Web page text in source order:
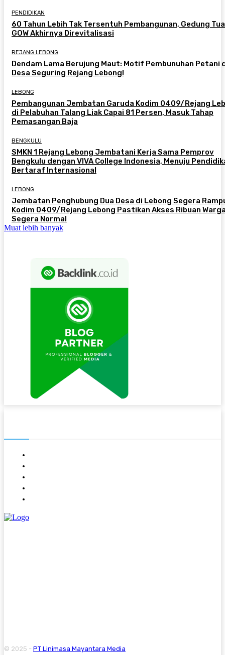
PENDIDIKAN
60 Tahun Lebih Tak Tersentuh Pembangunan, Gedung
GOW Akhirnya Direvitalisasi
REJANG LEBONG
Dendam Lama Berujung Maut: Motif Pembunuhan Petani
Desa Seguring Rejang Lebong!
LEBONG
Pembangunan Jembatan Garuda Kodim 0409/Rejang
di Pelabuhan Talang Liak Capai 81 Persen, Masuk Tahap
Pemasangan Baja
BENGKULU
SMKN 1 Rejang Lebong Jembatani Kerja Sama Pemprov
Bengkulu dengan VIVA College Indonesia, Menuju
Bertaraf Internasional
LEBONG
Jembatan Penghubung Dua Desa di Lebong Segera
Kodim 0409/Rejang Lebong Pastikan Akses Ribuan
Segera Normal
Muat lebih banyak
© 2025 - PT Linimasa Mayantara Media